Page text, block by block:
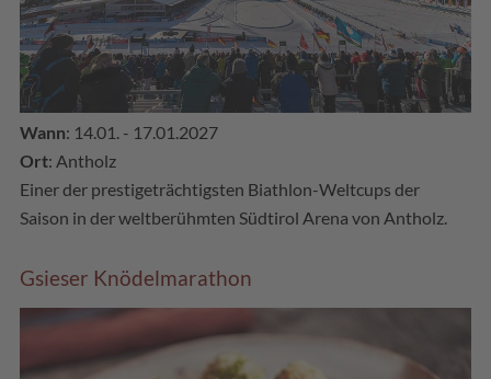
Wann: 14.01. - 17.01.2027
Ort: Antholz
Einer der prestigeträchtigsten Biathlon-Weltcups der
Saison in der weltberühmten Südtirol Arena von Antholz.
Gsieser Knödelmarathon